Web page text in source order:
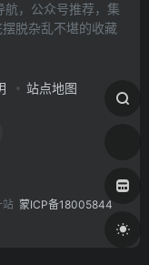
，公众号推荐，集
脱杂乱不堪的收藏
站点地图
站 蒙ICP备18005844